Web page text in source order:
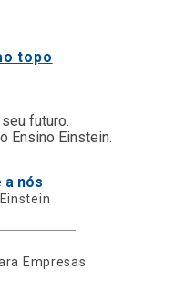
topo
futuro.
Ensino Einstein.
a nós
Empresas